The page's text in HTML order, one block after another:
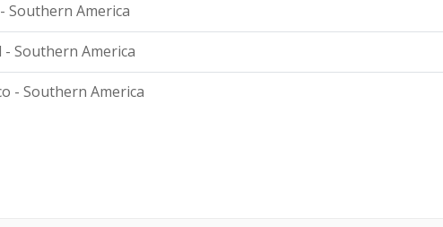
Southern America
- Southern America
- Southern America